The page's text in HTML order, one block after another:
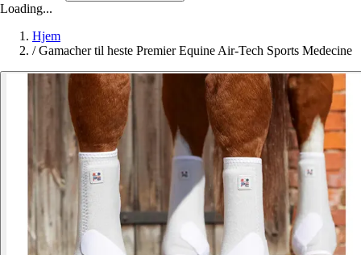
Loading...
Hjem
/ Gamacher til heste Premier Equine Air-Tech Sports Medecine